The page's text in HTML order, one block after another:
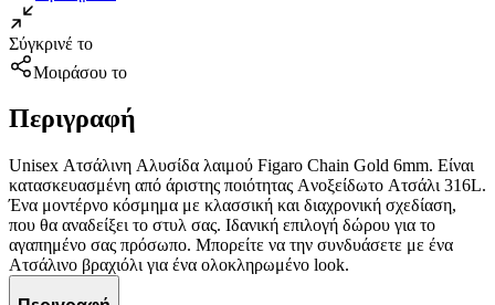
Σύγκρινέ το
Μοιράσου το
Περιγραφή
Unisex Ατσάλινη Aλυσίδα λαιμού Figaro Chain Gold 6mm. Είναι
κατασκευασμένη από άριστης ποιότητας Aνοξείδωτο Aτσάλι 316L.
Ένα μοντέρνο κόσμημα με κλασσική και διαχρονική σχεδίαση,
που θα αναδείξει το στυλ σας. Ιδανική επιλογή δώρου για το
αγαπημένο σας πρόσωπο. Μπορείτε να την συνδυάσετε με ένα
Aτσάλινο βραχιόλι για ένα ολοκληρωμένο look.